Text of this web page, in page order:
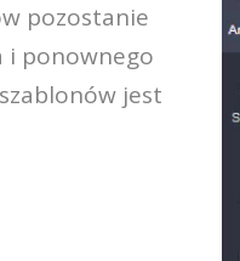
pozostanie
i ponownego
jest